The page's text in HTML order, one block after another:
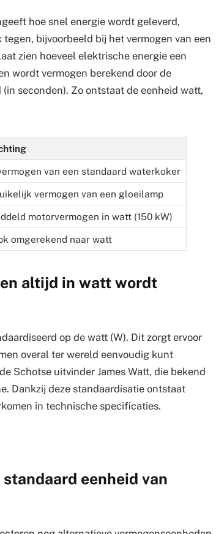
hoe snel energie wordt geleverd,
bijvoorbeeld bij het vermogen van een
zien hoeveel elektrische energie een
wordt vermogen berekend door de
seconden). Zo ontstaat de eenheid watt,
van een standaard waterkoker
vermogen van een gloeilamp
motorvermogen in watt (150 kW)
omgerekend naar watt
altijd in watt wordt
op de watt (W). Dit zorgt ervoor
overal ter wereld eenvoudig kunt
Schotse uitvinder James Watt, die bekend
Dankzij deze standaardisatie ontstaat
in technische specificaties.
eenheid van